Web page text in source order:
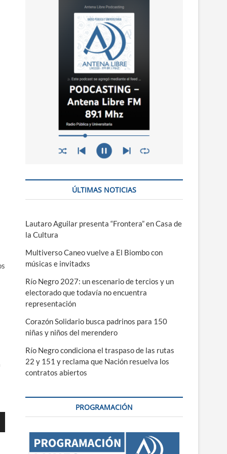
ÚLTIMAS NOTICIAS
Lautaro Aguilar presenta “Frontera” en Casa de
la Cultura
Multiverso Caneo vuelve a El Biombo con
músicas e invitadxs
Río Negro 2027: un escenario de tercios y un
electorado que todavía no encuentra
representación
Corazón Solidario busca padrinos para 150
niñas y niños del merendero
Río Negro condiciona el traspaso de las rutas
22 y 151 y reclama que Nación resuelva los
contratos abiertos
PROGRAMACIÓN